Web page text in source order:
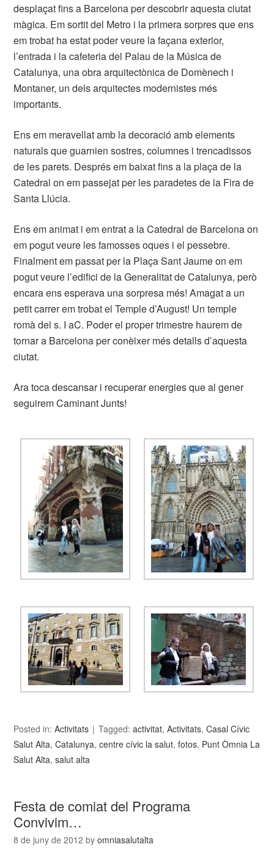
desplaçat fins a Barcelona per descobrir aquesta ciutat
màgica. Em sortit del Metro i la primera sorpres que ens
em trobat ha estat poder veure la façana exterior,
l’entrada i la cafeteria del Palau de la Música de
Catalunya, una obra arquitectònica de Domènech i
Montaner, un dels arquitectes modernistes més
importants.
Ens em meravellat amb la decoració amb elements
naturals que guarnien sostres, columnes i trencadissos
de les parets. Després em baixat fins a la plaça de la
Catedral on em passejat per les paradetes de la Fira de
Santa Llúcia.
Ens em animat i em entrat a la Catedral de Barcelona on
em pogut veure les famosses oques i el pessebre.
Finalment em passat per la Plaça Sant Jaume on em
pogut veure l’edifici de la Generalitat de Catalunya, però
encara ens esperava una sorpresa més! Amagat a un
petit carrer em trobat el Temple d’August! Un temple
romà del s. I aC. Poder el proper trimestre haurem de
tornar a Barcelona per conèixer més detalls d’aquesta
ciutat.
Ara toca descansar i recuperar energies que al gener
seguirem Caminant Junts!
Posted in:Activitats Tagged:activitat,Activitats,Casal Cívic
Salut Alta,Catalunya,centre cívic la salut,fotos, Punt Òmnia La
Salut Alta,salut alta
Festa de comiat del Programa
Convivim…
8 de juny de 2012 byomniasalutalta